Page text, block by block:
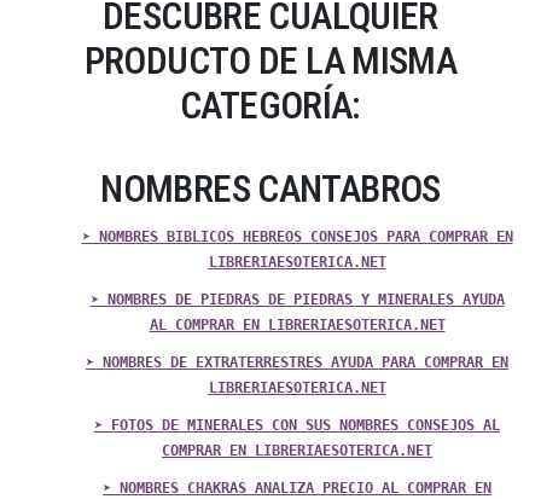
DESCUBRE CUALQUIER
PRODUCTO DE LA MISMA
CATEGORÍA:
NOMBRES CANTABROS
➤ NOMBRES BIBLICOS HEBREOS CONSEJOS PARA COMPRAR EN
LIBRERIAESOTERICA.NET
➤ NOMBRES DE PIEDRAS DE PIEDRAS Y MINERALES AYUDA
AL COMPRAR EN LIBRERIAESOTERICA.NET
➤ NOMBRES DE EXTRATERRESTRES AYUDA PARA COMPRAR EN
LIBRERIAESOTERICA.NET
➤ FOTOS DE MINERALES CON SUS NOMBRES CONSEJOS AL
COMPRAR EN LIBRERIAESOTERICA.NET
➤ NOMBRES CHAKRAS ANALIZA PRECIO AL COMPRAR EN